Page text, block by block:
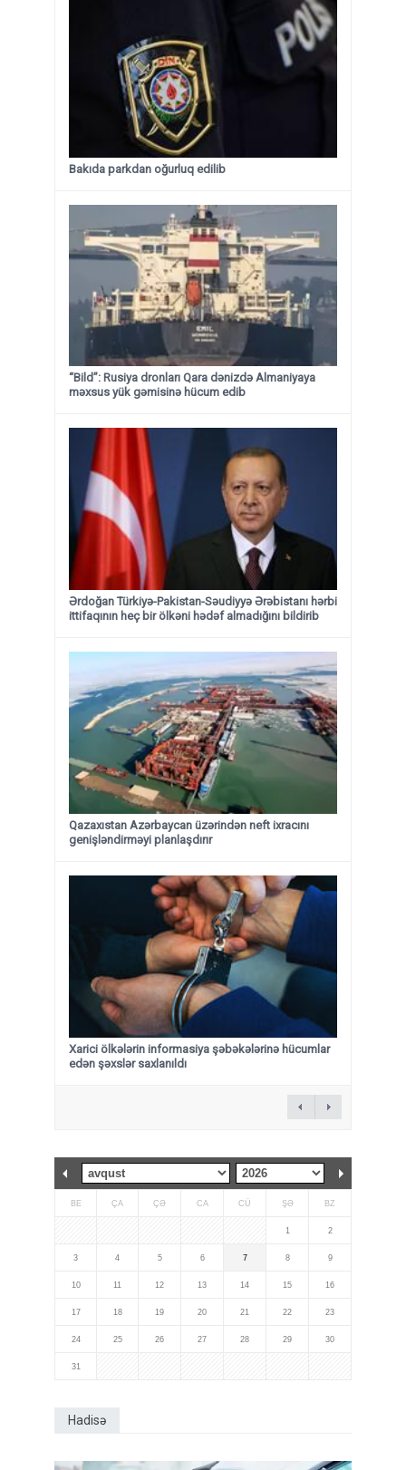
Bakıda parkdan oğurluq edilib
“Bild”: Rusiya dronları Qara dənizdə Almaniyaya
məxsus yük gəmisinə hücum edib
Ərdoğan Türkiyə-Pakistan-Səudiyyə Ərəbistanı hərbi
ittifaqının heç bir ölkəni hədəf almadığını bildirib
Qazaxıstan Azərbaycan üzərindən neft ixracını
genişləndirməyi planlaşdırır
Xarici ölkələrin informasiya şəbəkələrinə hücumlar
edən şəxslər saxlanıldı
BE ÇA ÇƏ CA CÜ ŞƏ BZ
1 2
3 4 5 6 7 8 9
10 11 12 13 14 15 16
17 18 19 20 21 22 23
24 25 26 27 28 29 30
31
Hadisə